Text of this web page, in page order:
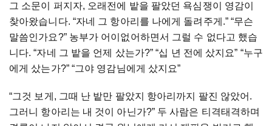
그 소문이 퍼지자, 오래전에 밭을 팔았던 욕심쟁이 영감이
찾아왔습니다. “자네 그 항아리를 나에게 돌려주게.” “무슨
말씀인가요?” 농부가 어이없어하면서 그럴 수 없다고 했습
니다. “자네 그 밭을 언제 샀는가?” “십 년 전에 샀지요” “누구
에게 샀는가?” “그야 영감님에게 샀지요”
“그것 보게, 그때 난 밭만 팔았지 항아리까지 팔진 않았어.
그러니 항아리는 내 것이 아닌가?” 두 사람은 티격태격하며